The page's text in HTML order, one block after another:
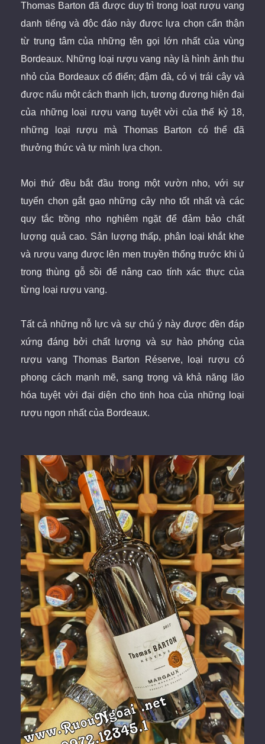
Thomas Barton đã được duy trì trong loạt rượu vang
danh tiếng và độc đáo này được lựa chọn cẩn thận
từ trung tâm của những tên gọi lớn nhất của vùng
Bordeaux. Những loại rượu vang này là hình ảnh thu
nhỏ của Bordeaux cổ điển; đậm đà, có vị trái cây và
được nấu một cách thanh lịch, tương đương hiện đại
của những loại rượu vang tuyệt vời của thế kỷ 18,
những loại rượu mà Thomas Barton có thể đã
thưởng thức và tự mình lựa chọn.
Mọi thứ đều bắt đầu trong một vườn nho, với sự
tuyển chọn gắt gao những cây nho tốt nhất và các
quy tắc trồng nho nghiêm ngặt để đảm bảo chất
lượng quả cao. Sản lượng thấp, phân loại khắt khe
và rượu vang được lên men truyền thống trước khi ủ
trong thùng gỗ sồi để nâng cao tính xác thực của
từng loại rượu vang.
Tất cả những nỗ lực và sự chú ý này được đền đáp
xứng đáng bởi chất lượng và sự hào phóng của
rượu vang Thomas Barton Réserve, loại rượu có
phong cách mạnh mẽ, sang trọng và khả năng lão
hóa tuyệt vời đại diện cho tinh hoa của những loại
rượu ngon nhất của Bordeaux.